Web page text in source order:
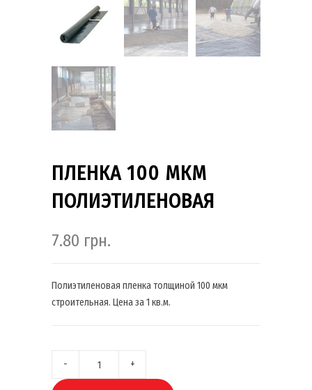
ПЛЕНКА 100 МКМ
ПОЛИЭТИЛЕНОВАЯ
7.80 грн.
Полиэтиленовая пленка толщиной 100 мкм
строительная. Цена за 1 кв.м.